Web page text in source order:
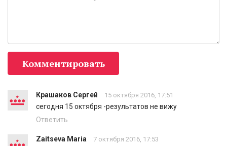
Комментировать
Крашаков Сергей 15 октября 2016, 17:51
сегодня 15 октября -результатов не вижу
Ответить
Zaitseva Maria 7 октября 2016, 17:53